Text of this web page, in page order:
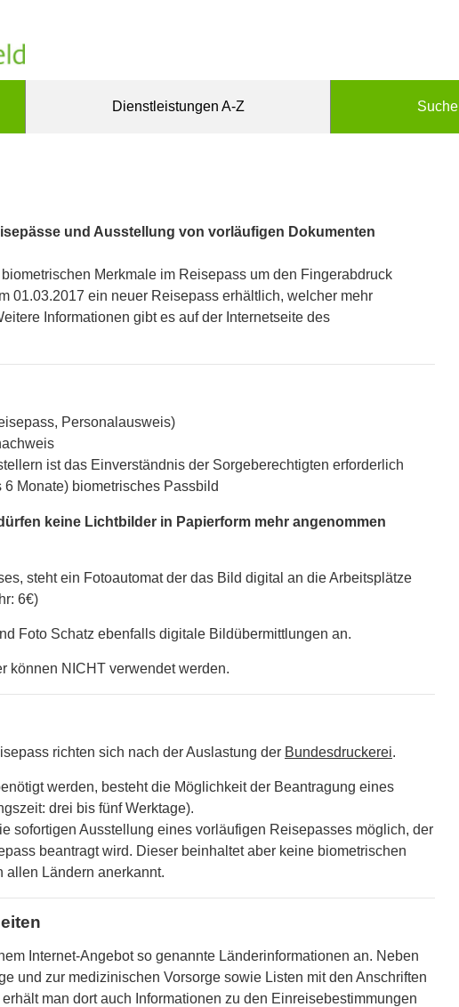
Dienstleistungen A-Z Suche
und Ausstellung von vorläufigen Dokumenten
Merkmale im Reisepass um den Fingerabdruck
01.03.2017 ein neuer Reisepass erhältlich, welcher mehr
Informationen gibt es auf der Internetseite des
Personalausweis)
ist das Einverständnis der Sorgeberechtigten erforderlich
Monate) biometrisches Passbild
keine Lichtbilder in Papierform mehr angenommen
steht ein Fotoautomat der das Bild digital an die Arbeitsplätze
6€)
Foto Schatz ebenfalls digitale Bildübermittlungen an.
können NICHT verwendet werden.
richten sich nach der Auslastung der Bundesdruckerei.
werden, besteht die Möglichkeit der Beantragung eines
drei bis fünf Werktage).
sofortigen Ausstellung eines vorläufigen Reisepasses möglich, der
beantragt wird. Dieser beinhaltet aber keine biometrischen
allen Ländern anerkannt.
Internet-Angebot so genannte Länderinformationen an. Neben
und zur medizinischen Vorsorge sowie Listen mit den Anschriften
man dort auch Informationen zu den Einreisebestimmungen